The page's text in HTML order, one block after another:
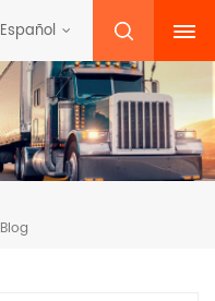
Español
Blog